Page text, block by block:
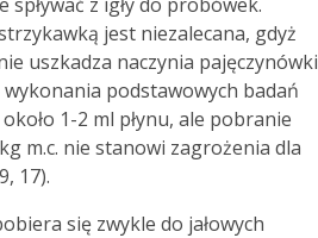
jest niezalecana, gdyż
uszkadza naczynia pajęczynówki
wykonania podstawowych badań
1-2 ml płynu, ale pobranie
m.c. nie stanowi zagrożenia dla
17).
się zwykle do jałowych